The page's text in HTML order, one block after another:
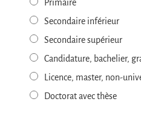
Primaire
Secondaire inférieur
Secondaire supérieur
Candidature, bachelier,
Licence, master, non-
Doctorat avec thèse